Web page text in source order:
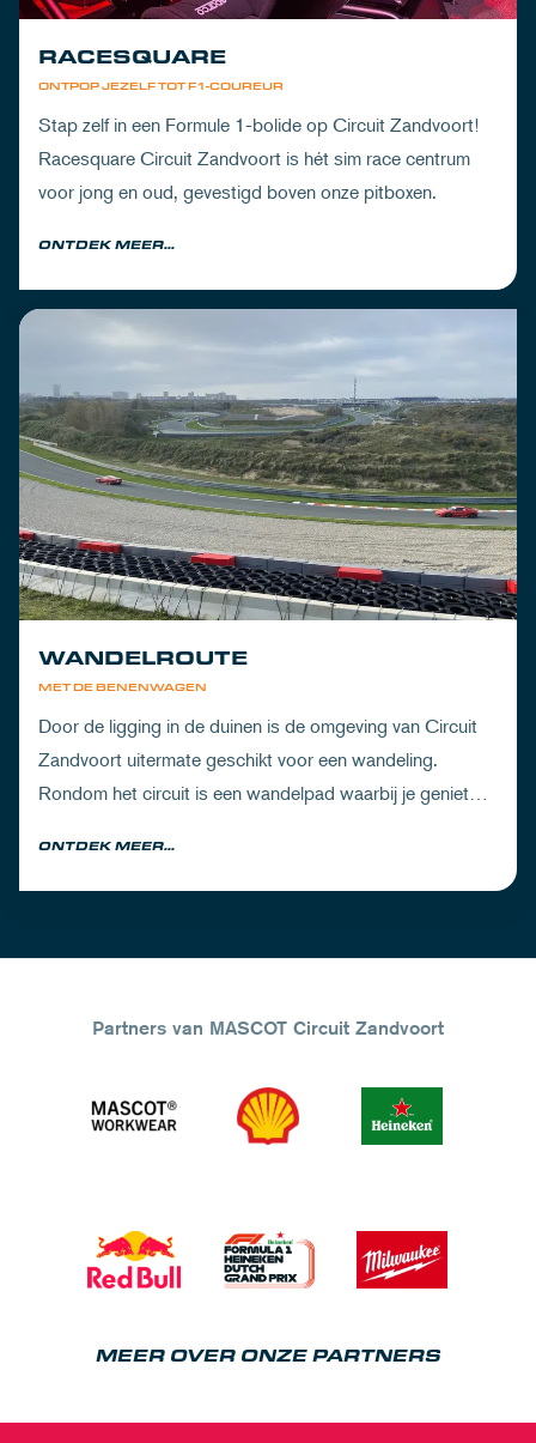
ONTPOP JEZELF TOT F1-COUREUR
RACESQUARE
Stap zelf in een Formule 1-bolide op Circuit Zandvoort!
Racesquare Circuit Zandvoort is hét sim race centrum
voor jong en oud, gevestigd boven onze pitboxen.
ONTDEK MEER...
MET DE BENENWAGEN
WANDELROUTE
Door de ligging in de duinen is de omgeving van Circuit
Zandvoort uitermate geschikt voor een wandeling.
Rondom het circuit is een wandelpad waarbij je geniet
ONTDEK MEER...
Partners van MASCOT Circuit Zandvoort
MEER OVER ONZE PARTNERS